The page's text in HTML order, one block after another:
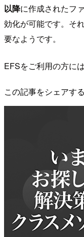
以降に作成されたフ
効化が可能です。そ
要なようです。
EFSをご利用の方に
この記事をシェアする